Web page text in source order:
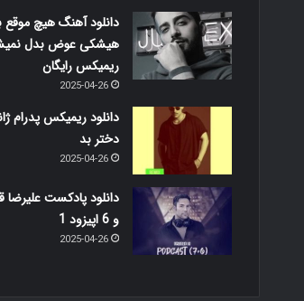
دانلود آهنگ هیچ موقع
هیشکی عوض بدل
ریمیکس رایگان
2025-04-26
دانلود ریمیکس پدرام
دختر بد
2025-04-26
و 6 اپیزود 1
2025-04-26